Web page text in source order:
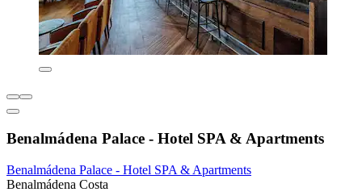
Benalmádena Palace - Hotel SPA & Apartments
Benalmádena Palace - Hotel SPA & Apartments
Benalmádena Costa